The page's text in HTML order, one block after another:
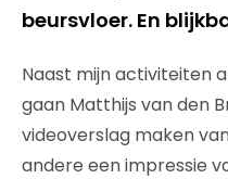
beursvloer. En
Naast mijn activiteiten
gaan Matthijs van den
videoverslag maken
andere een impressie